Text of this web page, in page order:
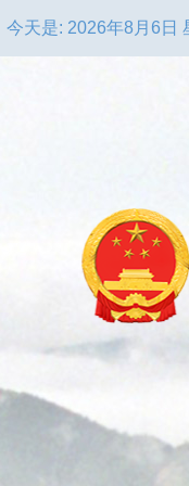
今天是: 2026年8月6日